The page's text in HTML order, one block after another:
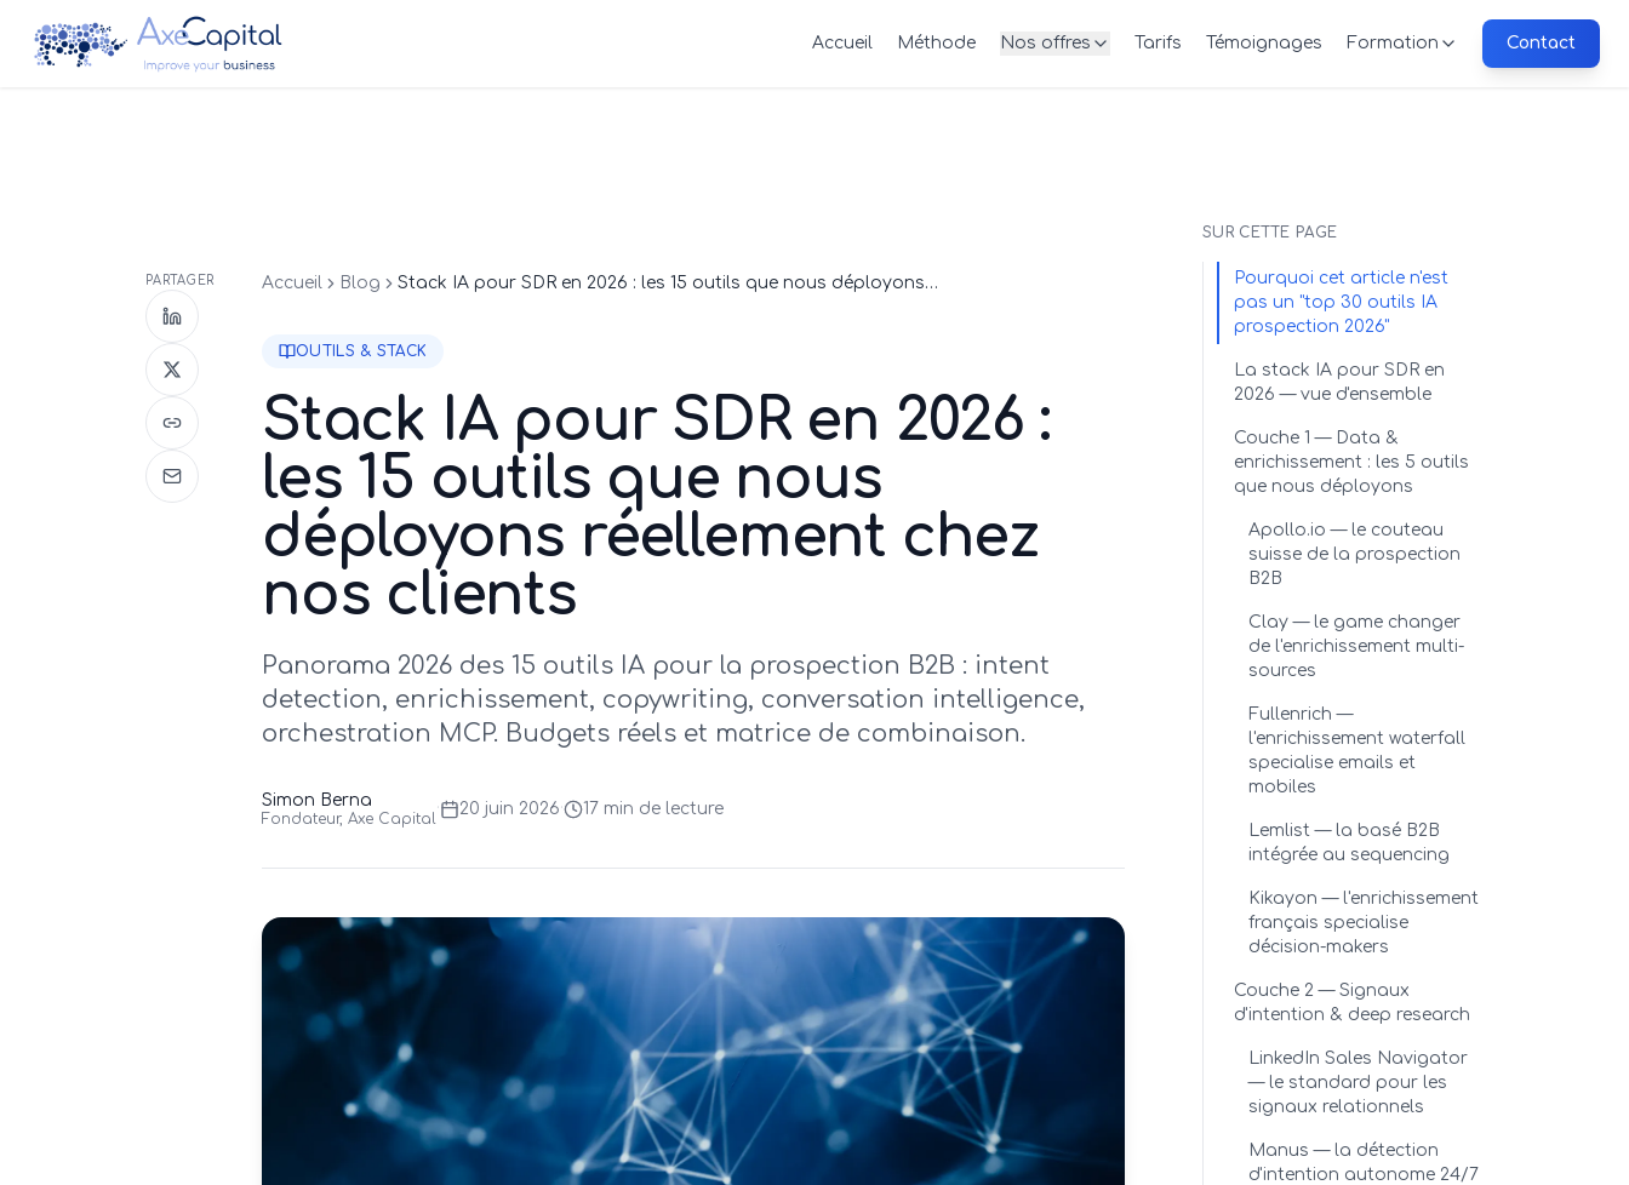
Accueil Méthode Nos offres Tarifs Témoignages Formation Contact
PARTAGER Accueil Blog Stack IA pour SDR en 2026 : les 15 outils que nous déployons réellement chez nos clients
OUTILS & STACK
Stack IA pour SDR en 2026 :
les 15 outils que nous
déployons réellement chez
nos clients
Panorama 2026 des 15 outils IA pour la prospection B2B : intent
detection, enrichissement, copywriting, conversation intelligence,
orchestration MCP. Budgets réels et matrice de combinaison.
Simon Berna
Fondateur, Axe Capital
· 20 juin 2026· 17 min de lecture
SUR CETTE PAGE
Pourquoi cet article n'est
pas un "top 30 outils IA
prospection 2026"
La stack IA pour SDR en
2026 — vue d'ensemble
Couche 1 — Data &
enrichissement : les 5 outils
que nous déployons
Apollo.io — le couteau
suisse de la prospection
B2B
Clay — le game changer
de l'enrichissement multi-
sources
Fullenrich —
l'enrichissement waterfall
specialise emails et
mobiles
Lemlist — la basé B2B
intégrée au sequencing
Kikayon — l'enrichissement
français specialise
décision-makers
Couche 2 — Signaux
d'intention & deep research
LinkedIn Sales Navigator
— le standard pour les
signaux relationnels
Manus — la détection
d'intention autonome 24/7